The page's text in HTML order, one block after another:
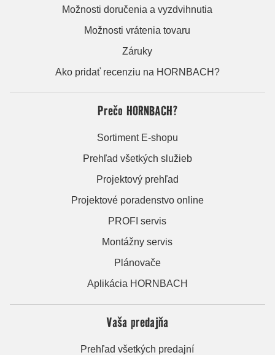
Možnosti doručenia a vyzdvihnutia
Možnosti vrátenia tovaru
Záruky
Ako pridať recenziu na HORNBACH?
Prečo HORNBACH?
Sortiment E-shopu
Prehľad všetkých služieb
Projektový prehľad
Projektové poradenstvo online
PROFI servis
Montážny servis
Plánovače
Aplikácia HORNBACH
Vaša predajňa
Prehľad všetkých predajní